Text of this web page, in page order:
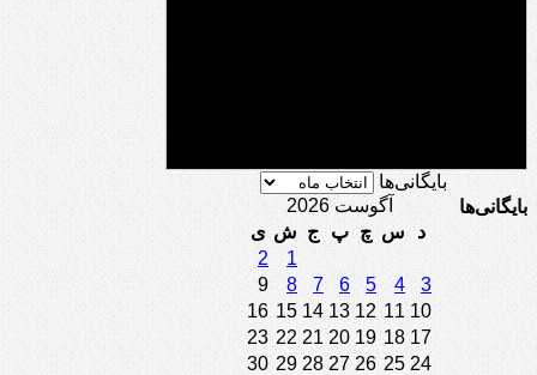
بایگانی‌ها
بایگانی‌ها
آگوست 2026
د
س چ پ ج ش ی
1
2
3
4
5
6
7
8
9
10
11
12
13
14
15
16
17
18
19
20
21
22
23
24
25
26
27
28
29
30